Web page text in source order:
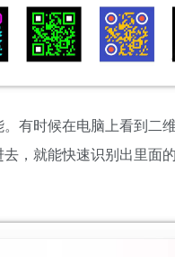
有时候在电脑上看到二
，就能快速识别出里面